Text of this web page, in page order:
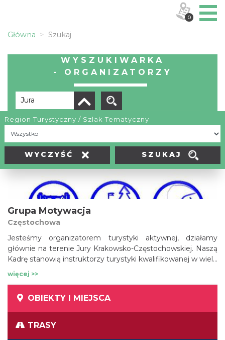
Główna Szukaj
WYSZUKIWARKA
- ORGANIZATORZY
Region Turystyczny / Szlak Tematyczny
WYCZYŚĆ SZUKAJ
Liczba elementów:
Grupa Motywacja
Częstochowa
Jesteśmy organizatorem turystyki aktywnej, działamy
głównie na terenie Jury Krakowsko-Częstochowskiej. Naszą
Kadrę stanowią instruktorzy turystyki kwalifikowanej w wielu
zakresach. Zajmujemy się obsługą grup przyjazdowych,
również obcojęzycznych. Skupiamy w sobie usługi tour-
dziedzinach turystyki aktywnej i kwalifikowanej.
więcej >>
OBIEKTY I MIEJSCA
TRASY
0